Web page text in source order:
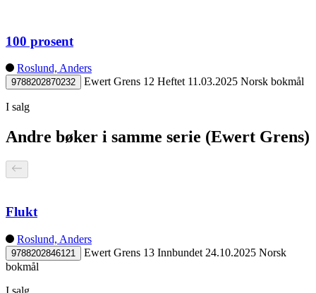
100 prosent
Roslund, Anders
9788202870232 Ewert Grens 12 Heftet 11.03.2025 Norsk bokmål
I salg
Andre bøker i samme serie (Ewert Grens)
Flukt
Roslund, Anders
9788202846121 Ewert Grens 13 Innbundet 24.10.2025 Norsk
bokmål
I salg